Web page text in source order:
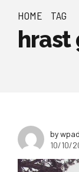
HOME TAG
hrast
by
10/10/